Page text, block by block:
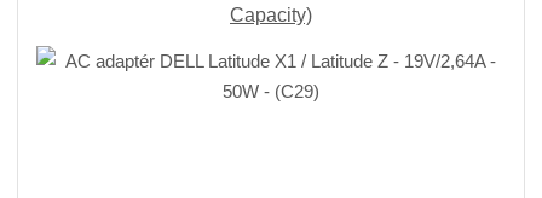
n
p
o
v
Capacity)